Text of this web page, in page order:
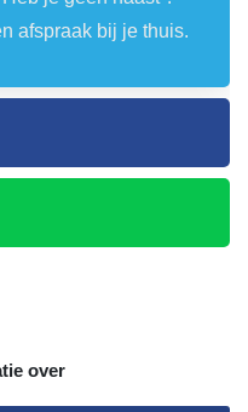
afspraak bij je thuis.
over